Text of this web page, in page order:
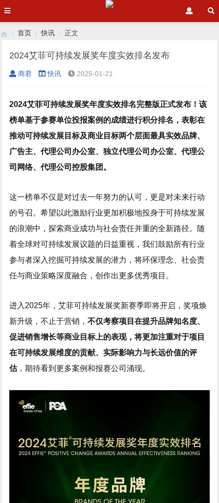
›
首页 快讯
›
正文
2024艾菲可持续发展奖年度实效排名发布
商君 快讯 2025-01-21
2024艾菲可持续发展奖年度实效排名完整版正式发布！该
榜单基于参赛单位投报案例的成绩进行积分排名，表彰在
推动可持续发展目标及商业目标两个层面最具实效品牌、
广告主、代理公司办公室、独立代理公司办公室、代理公
司网络、代理公司控股集团。
这一榜单不仅是对过去一年努力的认可，更是对未来行动
的号召。希望以此激励行业更加积极地投身于可持续发展
的浪潮中，探索商业成功与社会责任并重的全新路径。随
着全球对可持续发展议题的日益重视，我们鼓励所有行业
参与者深入挖掘可持续发展的潜力，将环保理念、社会责
任与商业策略深度融合，创作出更多优秀项目。
进入2025年，艾菲可持续发展奖新赛季即将开启，奖项焕
新升级，不止于营销，不仅考察项目在提升品牌知名度、
促进销售增长等商业目标上的表现，将更加注重对于项目
在可持续发展维度的贡献、实际影响力与长远价值的评
估，期待看到更多案例和报赛公司涌现。